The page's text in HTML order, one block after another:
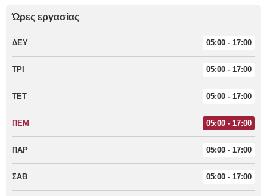
Ώρες εργασίας
ΔΕΥ 05:00 - 17:00
ΤΡΙ 05:00 - 17:00
ΤΕΤ 05:00 - 17:00
ΠΕΜ 05:00 - 17:00
ΠΑΡ 05:00 - 17:00
ΣΑΒ 05:00 - 17:00